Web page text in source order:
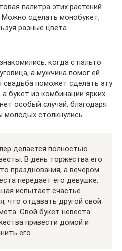
палитра этих растений
Можно сделать монобукет,
разные цвета.
когда с пальто
а мужчина помог ей
свадьба поможет сделать эту
букет из комбинации ярких
особый случай, благодаря
молодых столкнулись.
делается полностью
В день торжества его
празднования, а вечером
передает его девушке,
испытает счастье
что отдавать другой свой
Свой букет невеста
привести домой и
его.